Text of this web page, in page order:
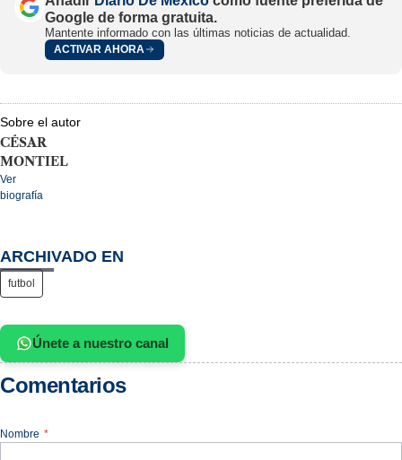
Google de forma gratuita.
Mantente informado con las últimas noticias de actualidad.
ACTIVAR AHORA
Sobre el autor
CÉSAR
MONTIEL
Ver
biografía
ARCHIVADO EN
futbol
Únete a nuestro canal
Comentarios
Nombre *